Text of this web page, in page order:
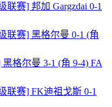
联赛] 邦加 Gargzdai 0-1
联赛] 黑格尔曼 0-1 (角
格尔曼 3-1 (角 9-4) FA
联赛] FK迪祖戈斯 0-1